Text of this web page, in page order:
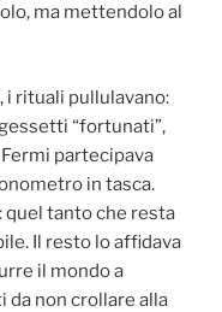
ma mettendolo al
i rituali pullulavano:
“fortunati”,
partecipava
in tasca.
quel tanto che resta
Il resto lo affidava
il mondo a
da non crollare alla